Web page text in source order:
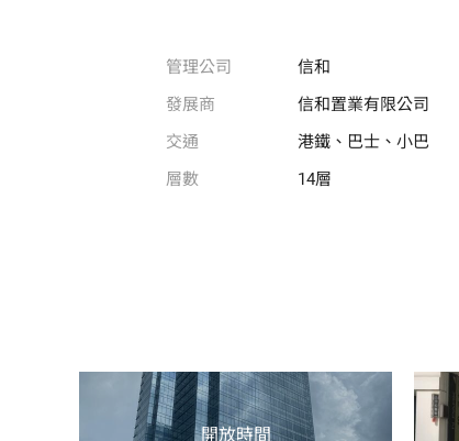
管理公司 信和
發展商
信和置業有限公司
交通
港鐵、巴士、小巴
層數
14層
開放時間